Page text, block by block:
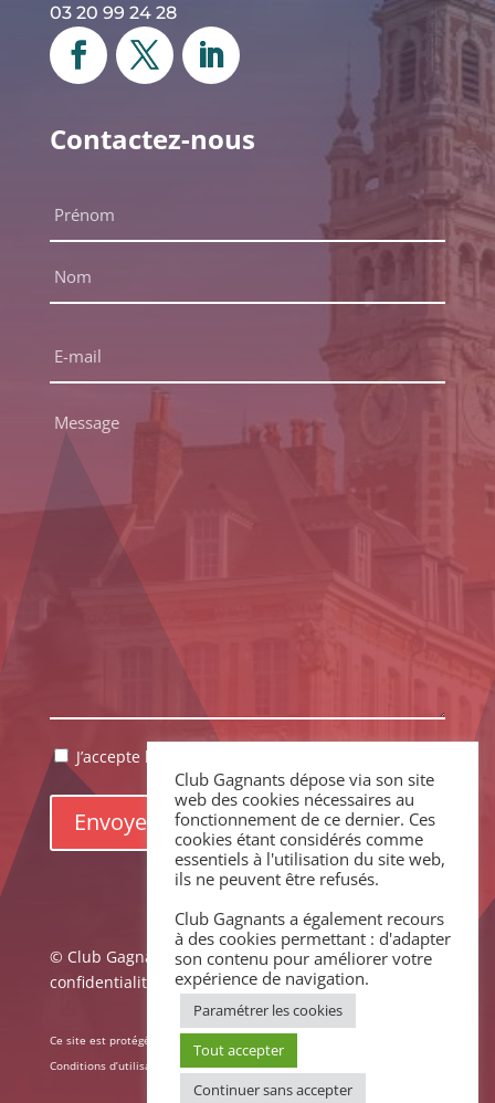
03 20 99 24 28
Contactez-nous
complet
mail
Message
RGPDJ’accepte la politique de confidentialité.
© Club Gagnants –Mentions légales|Politique de
confidentialité
Ce site est protégé par reCAPTCHA. La
Conditions d’utilisation
de Google s’appliquent.
Club Gagnants dépose via son site
web des cookies nécessaires au
fonctionnement de ce dernier. Ces
cookies étant considérés comme
essentiels à l'utilisation du site web,
ils ne peuvent être refusés.
Club Gagnants a également recours
à des cookies permettant : d'adapter
son contenu pour améliorer votre
expérience de navigation.
Paramétrer les cookies
Tout accepter
Continuer sans accepter